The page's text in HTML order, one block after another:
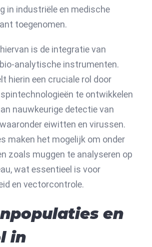
in industriële en medische
toegenomen.
is de integratie van
analytische instrumenten.
hierin een cruciale rol door
te ontwikkelen
nauwkeurige detectie van
eiwitten en virussen.
maken het mogelijk om onder
zoals muggen te analyseren op
wat essentieel is voor
en vectorcontrole.
en
in